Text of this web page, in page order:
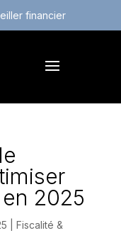
financier
2025
Fiscalité &